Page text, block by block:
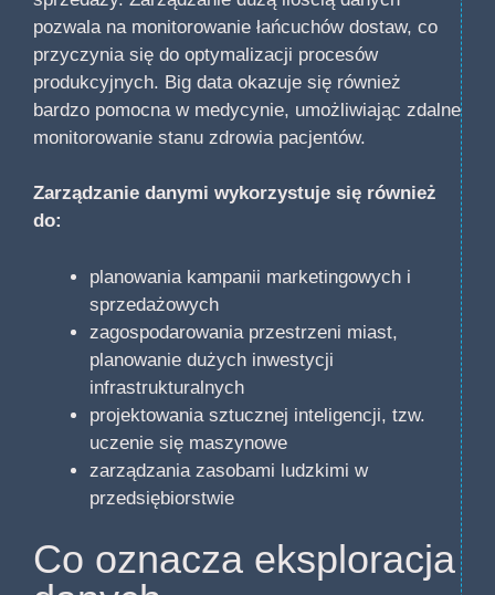
pozwala na monitorowanie łańcuchów dostaw, co
przyczynia się do optymalizacji procesów
produkcyjnych. Big data okazuje się również
bardzo pomocna w medycynie, umożliwiając zdalne
monitorowanie stanu zdrowia pacjentów.
Zarządzanie danymi wykorzystuje się również
do:
planowania kampanii marketingowych i
sprzedażowych
zagospodarowania przestrzeni miast,
planowanie dużych inwestycji
infrastrukturalnych
projektowania sztucznej inteligencji, tzw.
uczenie się maszynowe
zarządzania zasobami ludzkimi w
przedsiębiorstwie
Co oznacza eksploracja